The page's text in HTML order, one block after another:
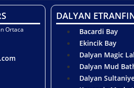
Ortaca
DALYAN
Bacardi Bay
Ekincik Bay
Dalyan Magic
Dalyan Mud
Dalyan